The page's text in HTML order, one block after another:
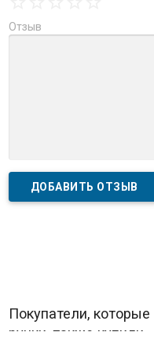
Отзыв
Покупатели,
ручки, также купили